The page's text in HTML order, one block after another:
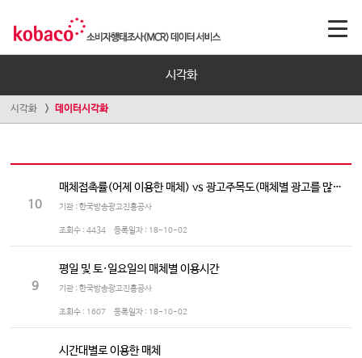
시각화
시각화 데이터시각화
10
매체접촉률(어제 이용한 매체) vs 광고주목도(매체별 광고를 많이 보는/듣는 정도)
기관 : 한국방송광고진흥공사
조회수 : 4434 등록일자 : 18-10-02
9
평일 및 토·일요일의 매체별 이용시간
기관 : 한국방송광고진흥공사
조회수 : 1607 등록일자 : 18-10-02
시간대별로 이용한 매체